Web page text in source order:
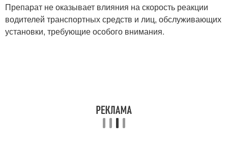
Препарат не оказывает влияния на скорость реакции
водителей транспортных средств и лиц, обслуживающих
установки, требующие особого внимания.